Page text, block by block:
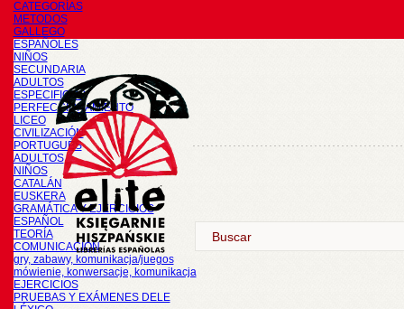
CATEGORÍAS
METODOS
GALLEGO
ESPAÑOLES
NIÑOS
SECUNDARIA
ADULTOS
ESPECIFICOS
PERFECCIONAMIENTO
LICEO
CIVILIZACIÓN
PORTUGUÉS
ADULTOS
NIÑOS
CATALÁN
EUSKERA
GRAMÁTICA Y EJERCICIOS
ESPAÑOL
TEORÍA
COMUNICACIÓN
gry, zabawy, komunikacja/juegos
mówienie, konwersacje, komunikacja
EJERCICIOS
PRUEBAS Y EXÁMENES DELE